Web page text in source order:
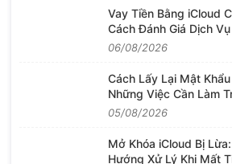
Vay Tiền Bằng iCloud
Cách Đánh Giá Dịch
Định
06/08/2026
Cách Lấy Lại Mật
Những Việc Cần Làm
05/08/2026
Mở Khóa iCloud Bị
Hướng Xử Lý Khi Mất